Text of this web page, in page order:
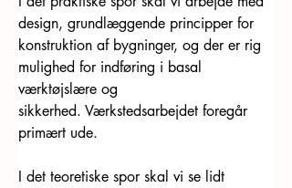
design, grundlæggende principper for
konstruktion af bygninger, og der er rig
mulighed for indføring i basal
værktøjslære og
sikkerhed. Værkstedsarbejdet foregår
primært ude.
I det teoretiske spor skal vi se lidt